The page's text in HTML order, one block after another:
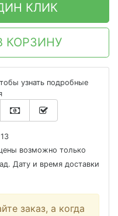
КЛИК
КОРЗИНУ
узнать подробные
возможно только
Дату и время доставки
заказ, а когда